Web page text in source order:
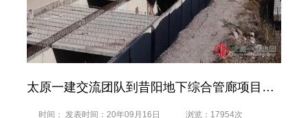
太原一建交流团队到昔阳地下综合管廊项目部进行对标交流学习
时间： 发表时间：20年09月16日 浏览：17954次